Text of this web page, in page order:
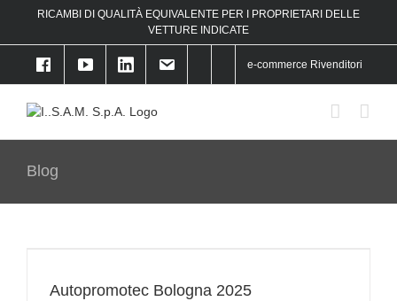
content
RICAMBI DI QUALITÀ EQUIVALENTE PER I PROPRIETARI DELLE
VETTURE INDICATE
e-commerce Rivenditori
Blog
Autopromotec Bologna 2025